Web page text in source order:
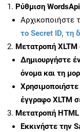
Ρύθμιση
Αρχικοποιήστε
το Secret ID, τη
Μετατροπή XLTM
Δημιουργήστε
όνομα και τη
έγγραφο XLTM
Μετατροπή
Εκκινήστε την